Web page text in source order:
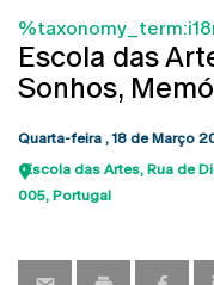
Escola das
Sonhos,
Quarta-feira , 18 de Março
Escola das Artes Rua de
005 Portugal